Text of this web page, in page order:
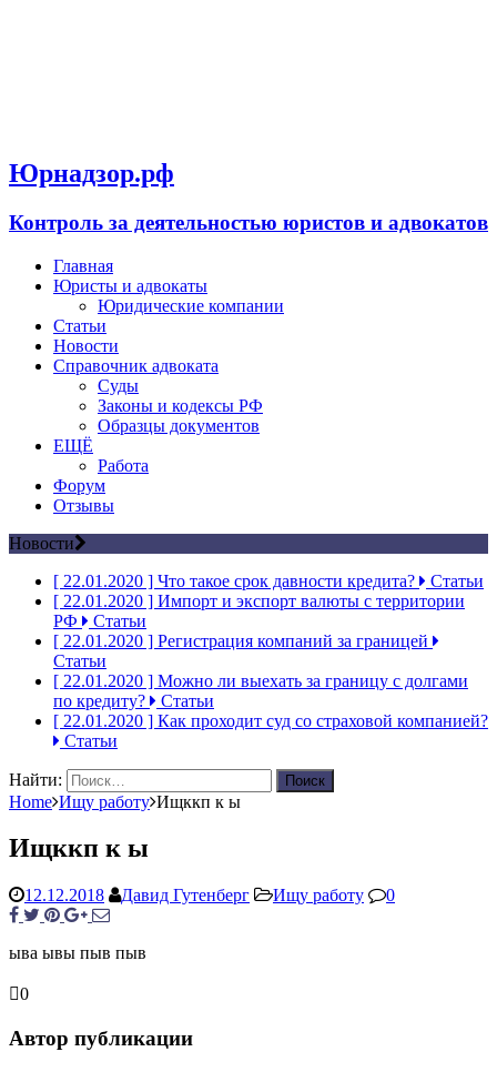
Юрнадзор.рф
Контроль за деятельностью юристов и адвокатов
Главная
Юристы и адвокаты
Юридические компании
Статьи
Новости
Справочник адвоката
Суды
Законы и кодексы РФ
Образцы документов
ЕЩЁ
Работа
Форум
Отзывы
Новости
[ 22.01.2020 ] Что такое срок давности кредита?
Статьи
[ 22.01.2020 ] Импорт и экспорт валюты с территории
РФ
Статьи
[ 22.01.2020 ] Регистрация компаний за границей
Статьи
[ 22.01.2020 ] Можно ли выехать за границу с долгами
по кредиту?
Статьи
[ 22.01.2020 ] Как проходит суд со страховой компанией?
Статьи
Найти:
Home Ищу работу Ищккп к ы
Ищккп к ы
12.12.2018 Давид Гутенберг Ищу работу 0
ыва ывы пыв пыв
0
Автор публикации